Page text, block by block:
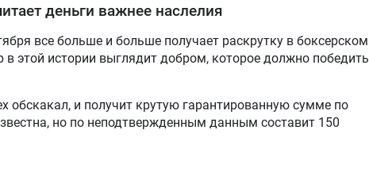
деньги важнее наслелия
все больше и больше получает раскрутку в боксерском
в этой истории выглядит добром, которое должно победить
обскакал, и получит крутую гарантированную сумме по
но по неподтвержденным данным составит 150